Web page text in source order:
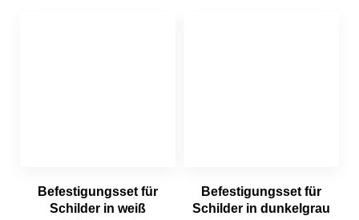
Befestigungsset für
Schilder in weiß
Befestigungsset für
Schilder in dunkelgrau